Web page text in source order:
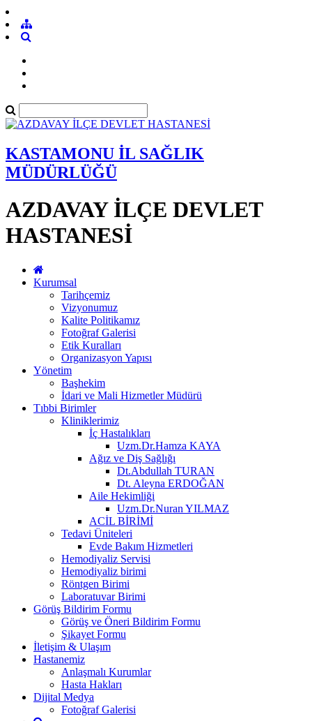
KASTAMONU İL SAĞLIK
MÜDÜRLÜĞÜ
AZDAVAY İLÇE DEVLET
HASTANESİ
Kurumsal
Tarihçemiz
Vizyonumuz
Kalite Politikamız
Fotoğraf Galerisi
Etik Kuralları
Organizasyon Yapısı
Yönetim
Başhekim
İdari ve Mali Hizmetler Müdürü
Tıbbi Birimler
Kliniklerimiz
İç Hastalıkları
Uzm.Dr.Hamza KAYA
Ağız ve Diş Sağlığı
Dt.Abdullah TURAN
Dt. Aleyna ERDOĞAN
Aile Hekimliği
Uzm.Dr.Nuran YILMAZ
ACİL BİRİMİ
Tedavi Üniteleri
Evde Bakım Hizmetleri
Hemodiyaliz Servisi
Hemodiyaliz birimi
Röntgen Birimi
Laboratuvar Birimi
Görüş Bildirim Formu
Görüş ve Öneri Bildirim Formu
Şikayet Formu
İletişim & Ulaşım
Hastanemiz
Anlaşmalı Kurumlar
Hasta Hakları
Dijital Medya
Fotoğraf Galerisi